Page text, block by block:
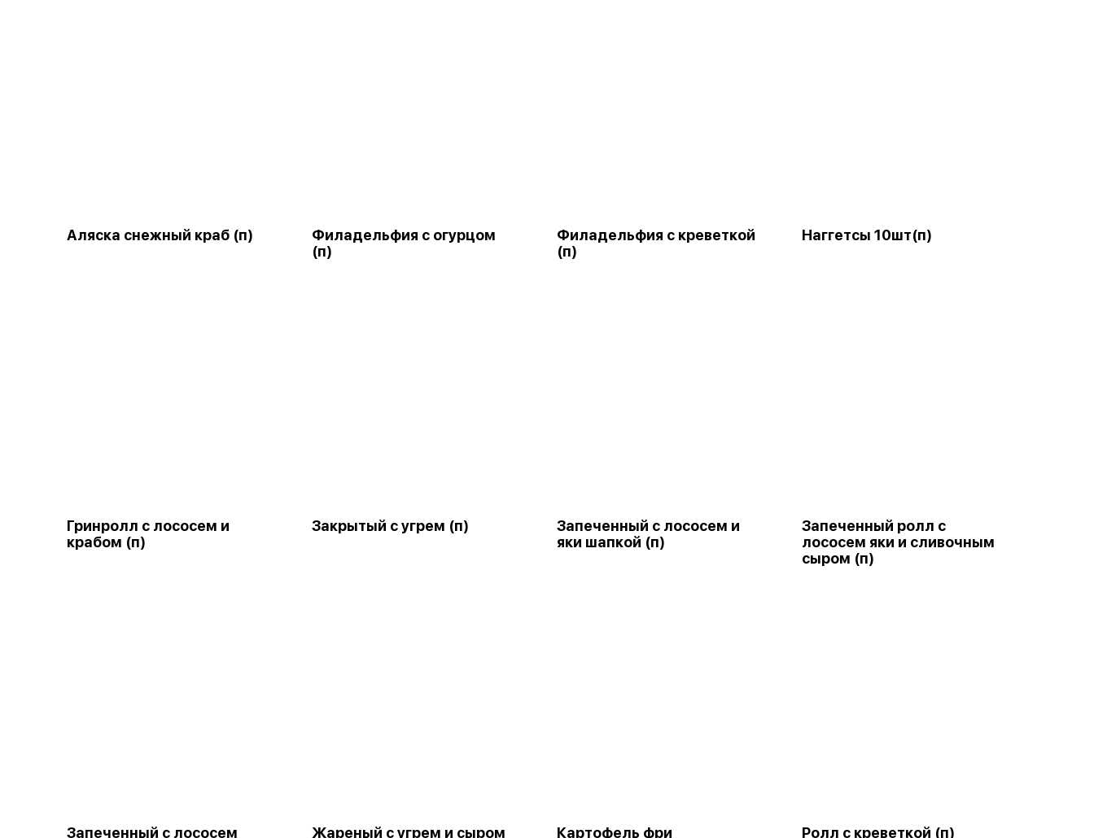
Аляска снежный краб (п)
Филадельфия с огурцом
(п)
Филадельфия с креветкой
(п)
Наггетсы 10шт(п)
Гринролл с лососем и
крабом (п)
Закрытый с угрем (п)
Запеченный с лососем и
яки шапкой (п)
Запеченный ролл с
лососем яки и сливочным
сыром (п)
Запеченный с лососем
Жареный с угрем и сыром
Картофель фри
Ролл с креветкой (п)